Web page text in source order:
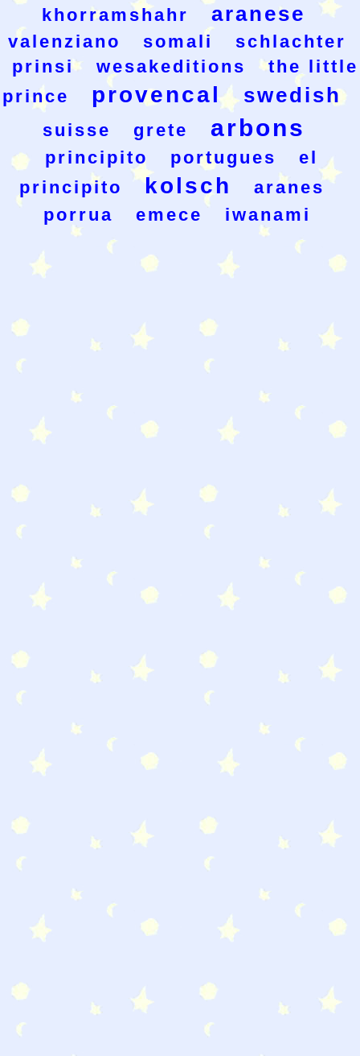
khorramshahr aranese
valenziano somali
schlachter
prinsi
wesakeditions
the little
prince
provencal swedish
suisse grete arbons
principito portugues
el
principito
kolsch
aranes
porrua
emece iwanami